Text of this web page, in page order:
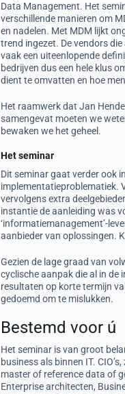
Data Management. Het
verschillende manieren om
en nadelen. Met MDM lijkt
trend ingezet. De vendors
vaak een uiteenlopende
bedrijven dus een hele klus
dient te omvatten en hoe
Het raamwerk dat Jan
samengevat moeten we
bewaken we het geheel.
Het seminar
Dit seminar gaat verder ook
implementatieproblematiek.
vervolgens extra
instantie de aanleiding was
‘informatiemanagement’-
aanbieder van oplossingen.
Gezien de lage graad van
cyclische aanpak die al in de
resultaten op korte termijn
gedoemd om te mislukken.
Bestemd voor ú
Het seminar is van groot
business als binnen IT.
master of reference data of
Enterprise architecten,